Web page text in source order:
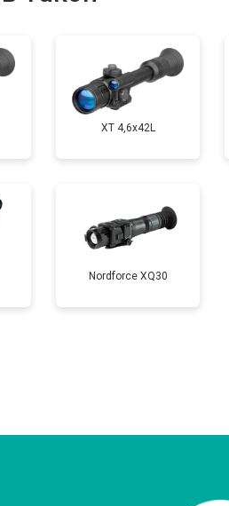
XT 4,6x42L
Nordforce XQ30